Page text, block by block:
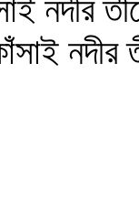
নদীর
নদীর